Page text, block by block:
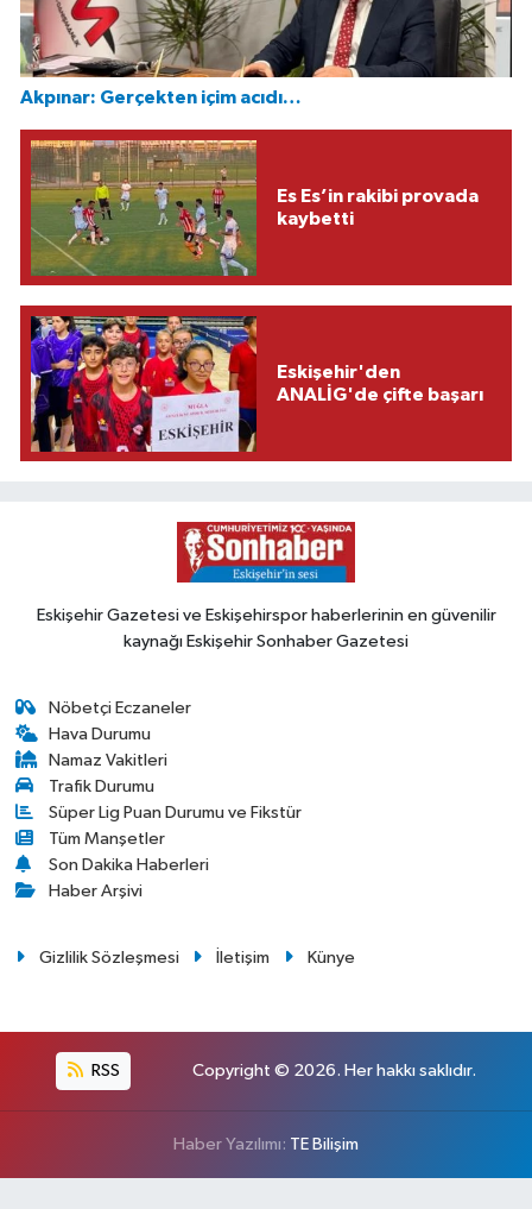
Akpınar: Gerçekten içim acıdı…
Es Es’in rakibi provada
kaybetti
Eskişehir'den
ANALİG'de çifte başarı
Eskişehir Gazetesi ve Eskişehirspor haberlerinin en güvenilir
kaynağı Eskişehir Sonhaber Gazetesi
Nöbetçi Eczaneler
Hava Durumu
Namaz Vakitleri
Trafik Durumu
Süper Lig Puan Durumu ve Fikstür
Tüm Manşetler
Son Dakika Haberleri
Haber Arşivi
Gizlilik Sözleşmesi İletişim Künye
RSS Copyright © 2026. Her hakkı saklıdır.
Haber Yazılımı: TE Bilişim